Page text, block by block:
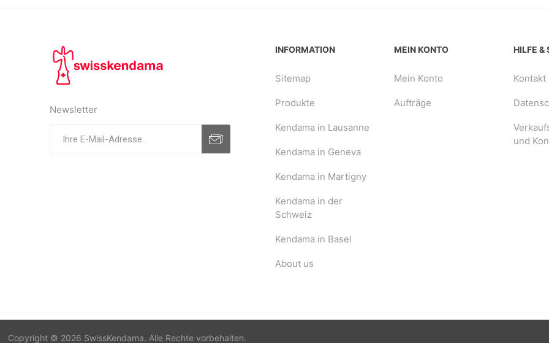
Newsletter
INFORMATION
Sitemap
Produkte
Kendama in Lausanne
Kendama in Geneva
Kendama in Martigny
Kendama in der
Schweiz
Kendama in Basel
About us
MEIN KONTO
Mein Konto
Aufträge
HILFE &
Kontakt
und
Copyright © 2026 SwissKendama. Alle Rechte vorbehalten.